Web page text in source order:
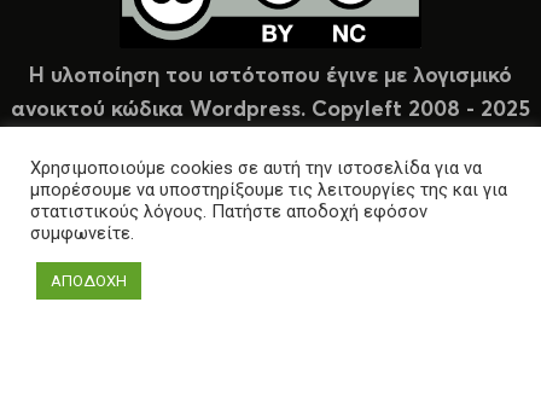
Η υλοποίηση του ιστότοπου έγινε με λογισμικό
ανοικτού κώδικα Wordpress. Copyleft 2008 - 2025
Χρησιμοποιούμε cookies σε αυτή την ιστοσελίδα για να
μπορέσουμε να υποστηρίξουμε τις λειτουργίες της και για
στατιστικούς λόγους. Πατήστε αποδοχή εφόσον
συμφωνείτε.
ΑΠΟΔΟΧΗ